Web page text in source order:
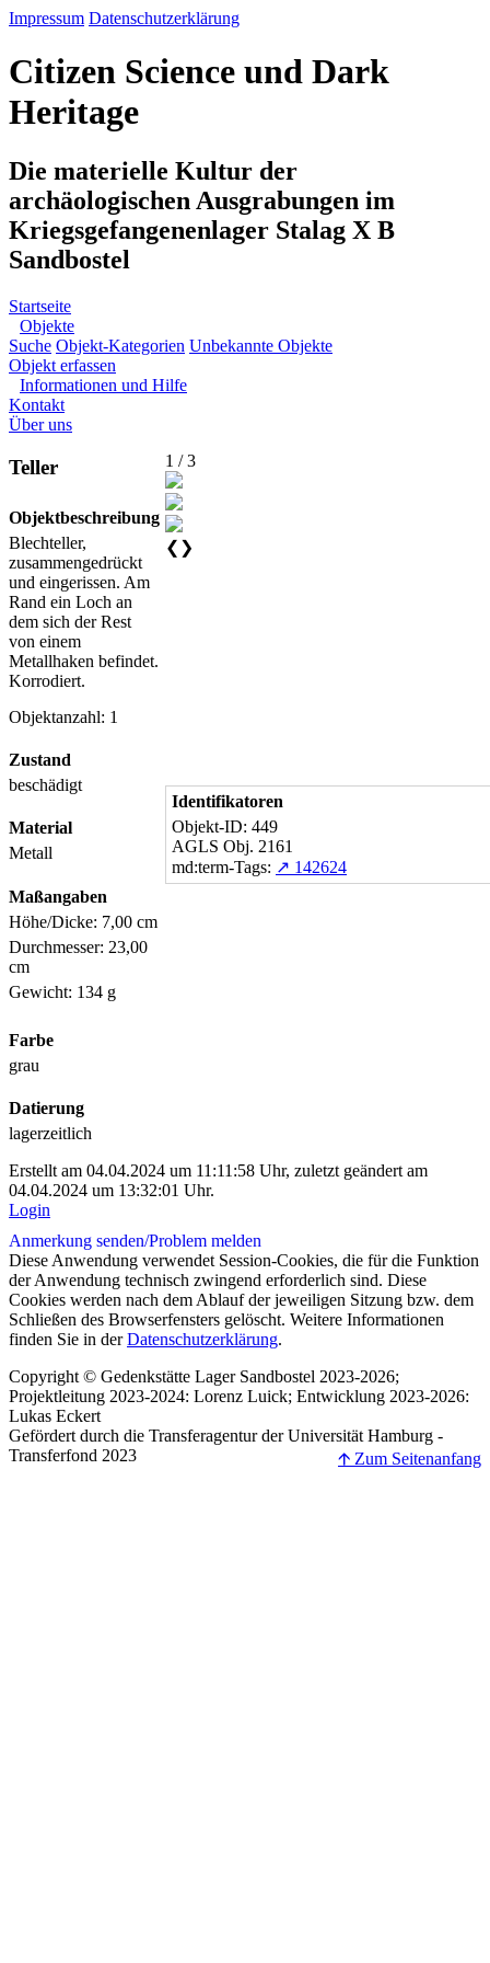
Impressum Datenschutzerklärung
Citizen Science und Dark
Heritage
Die materielle Kultur der
archäologischen Ausgrabungen im
Kriegsgefangenenlager Stalag X B
Sandbostel
Startseite
Objekte
Suche Objekt-Kategorien Unbekannte Objekte
Objekt erfassen
Informationen und Hilfe
Kontakt
Über uns
Teller
Objektbeschreibung
Blechteller,
zusammengedrückt
und eingerissen. Am
Rand ein Loch an
dem sich der Rest
von einem
Metallhaken befindet.
Korrodiert.
Objektanzahl: 1
Zustand
beschädigt
Material
Metall
Maßangaben
Höhe/Dicke: 7,00 cm
Durchmesser: 23,00
cm
Gewicht: 134 g
Farbe
grau
Datierung
lagerzeitlich
1 / 3
❮ ❯
Identifikatoren
Objekt-ID: 449
AGLS Obj. 2161
md:term-Tags: ↗ 142624
Erstellt am 04.04.2024 um 11:11:58 Uhr, zuletzt geändert am
04.04.2024 um 13:32:01 Uhr.
Login
Anmerkung senden/Problem melden
Diese Anwendung verwendet Session-Cookies, die für die Funktion
der Anwendung technisch zwingend erforderlich sind. Diese
Cookies werden nach dem Ablauf der jeweiligen Sitzung bzw. dem
Schließen des Browserfensters gelöscht. Weitere Informationen
finden Sie in derDatenschutzerklärung.
Copyright © Gedenkstätte Lager Sandbostel 2023-2026;
Projektleitung 2023-2024: Lorenz Luick; Entwicklung 2023-2026:
Lukas Eckert
Gefördert durch die Transferagentur der Universität Hamburg -
Transferfond 2023
🡩 Zum Seitenanfang